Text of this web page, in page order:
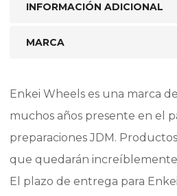
INFORMACIÓN ADICIONAL
MARCA
Enkei Wheels es una marca
muchos años presente en el
preparaciones JDM.
que quedarán
El plazo de entrega para